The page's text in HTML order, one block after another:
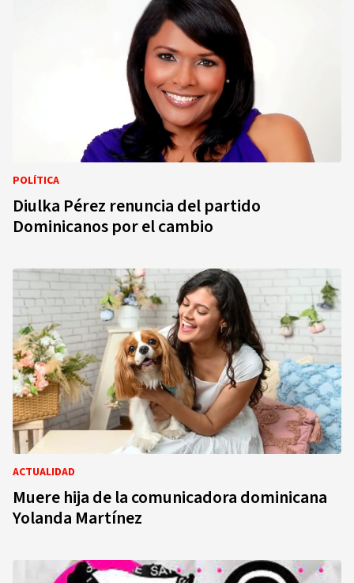
POLÍTICA
Diulka Pérez renuncia del partido
Dominicanos por el cambio
ACTUALIDAD
Muere hija de la comunicadora dominicana
Yolanda Martínez